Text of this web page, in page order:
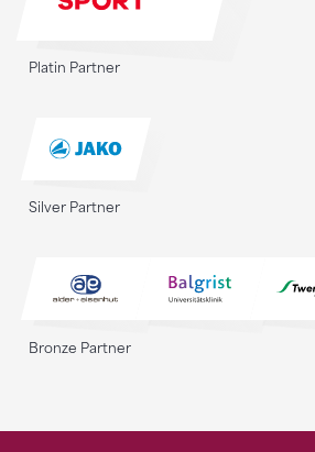
Platin Partner
Silver Partner
Bronze Partner